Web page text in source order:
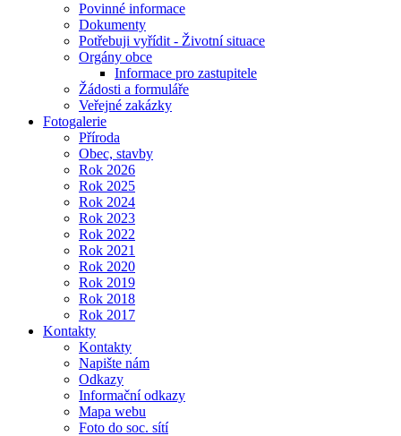
Povinné informace
Dokumenty
Potřebuji vyřídit - Životní situace
Orgány obce
Informace pro zastupitele
Žádosti a formuláře
Veřejné zakázky
Fotogalerie
Příroda
Obec, stavby
Rok 2026
Rok 2025
Rok 2024
Rok 2023
Rok 2022
Rok 2021
Rok 2020
Rok 2019
Rok 2018
Rok 2017
Kontakty
Kontakty
Napište nám
Odkazy
Informační odkazy
Mapa webu
Foto do soc. sítí